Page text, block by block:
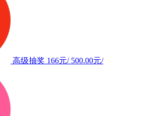
高级抽奖 166元/ 500.00元/